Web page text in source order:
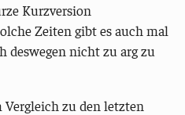
Kurzversion
Zeiten gibt es auch mal
deswegen nicht zu arg zu
zu den letzten